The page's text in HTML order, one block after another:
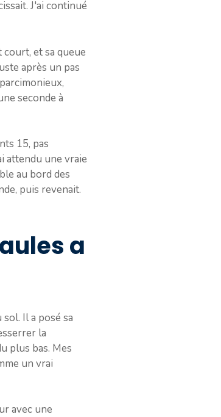
J'ai continué
et sa queue
après un pas
seconde à
15, pas
attendu une vraie
au bord des
puis revenait.
a
Il a posé sa
la
plus bas. Mes
un vrai
avec une